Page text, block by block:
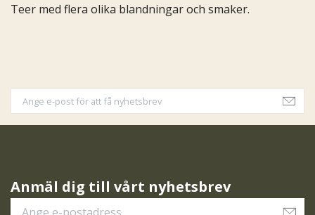
Teer med flera olika blandningar och smaker.
Anmäl dig till vårt nyhetsbrev